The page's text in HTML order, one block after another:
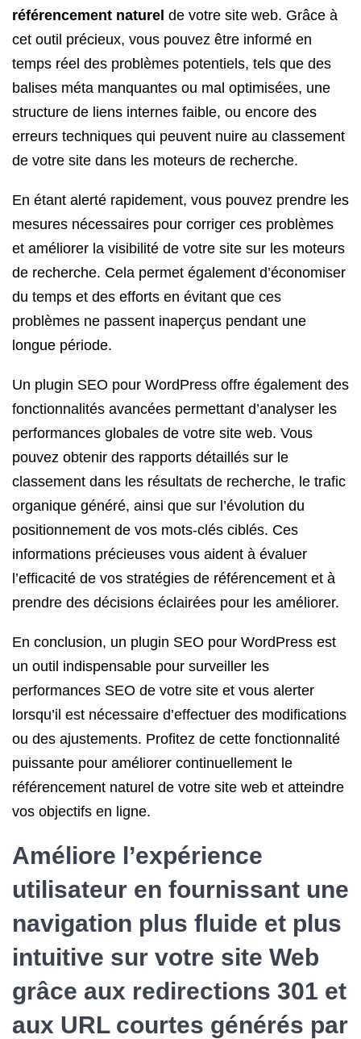
référencement naturel de votre site web. Grâce à
cet outil précieux, vous pouvez être informé en
temps réel des problèmes potentiels, tels que des
balises méta manquantes ou mal optimisées, une
structure de liens internes faible, ou encore des
erreurs techniques qui peuvent nuire au classement
de votre site dans les moteurs de recherche.
En étant alerté rapidement, vous pouvez prendre les
mesures nécessaires pour corriger ces problèmes
et améliorer la visibilité de votre site sur les moteurs
de recherche. Cela permet également d’économiser
du temps et des efforts en évitant que ces
problèmes ne passent inaperçus pendant une
longue période.
Un plugin SEO pour WordPress offre également des
fonctionnalités avancées permettant d’analyser les
performances globales de votre site web. Vous
pouvez obtenir des rapports détaillés sur le
classement dans les résultats de recherche, le trafic
organique généré, ainsi que sur l’évolution du
positionnement de vos mots-clés ciblés. Ces
informations précieuses vous aident à évaluer
l’efficacité de vos stratégies de référencement et à
prendre des décisions éclairées pour les améliorer.
En conclusion, un plugin SEO pour WordPress est
un outil indispensable pour surveiller les
performances SEO de votre site et vous alerter
lorsqu’il est nécessaire d’effectuer des modifications
ou des ajustements. Profitez de cette fonctionnalité
puissante pour améliorer continuellement le
référencement naturel de votre site web et atteindre
vos objectifs en ligne.
Améliore l’expérience
utilisateur en fournissant une
navigation plus fluide et plus
intuitive sur votre site Web
grâce aux redirections 301 et
aux URL courtes générés par